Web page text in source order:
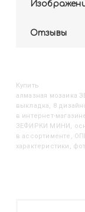
Отзывы
Купить
Алмазная мозаика ЗЕФИРКИ МИНИ, основа 14х18 см, частичная
выкладка, 8
в интернет-
ЗЕФИРКИ МИНИ,
в ассортименте,
характеристики,